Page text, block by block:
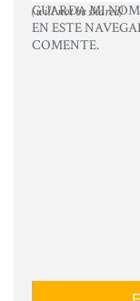
(will not be shared)
GUARDA MI
EN ESTE
COMENTE.